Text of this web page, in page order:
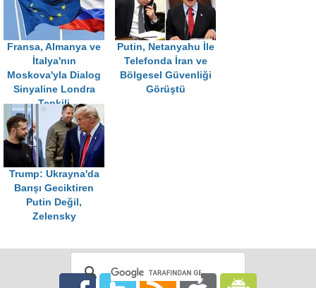
Fransa, Almanya ve
İtalya'nın
Moskova'yla Dialog
Sinyaline Londra
Tepkili
Putin, Netanyahu İle
Telefonda İran ve
Bölgesel Güvenliği
Görüştü
Trump: Ukrayna'da
Barışı Geciktiren
Putin Değil,
Zelensky